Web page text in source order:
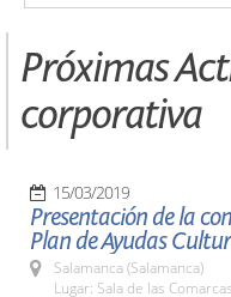
Próximas
corporativa
15/03/2019
Presentación de la
Plan de Ayudas
Salamanca (Salamanca)
Lugar: Sala de las